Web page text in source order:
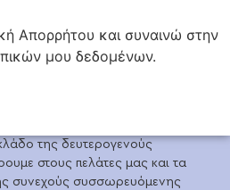
Απορρήτου και συναινώ στην
μου δεδομένων.
της δευτερογενούς
στους πελάτες μας και τα
συνεχούς συσσωρευόμενης